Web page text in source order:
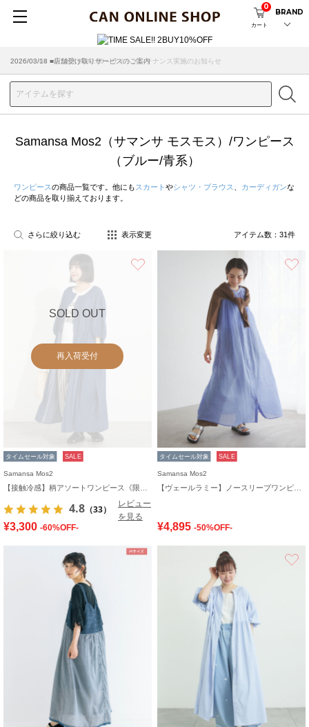
カート
0
BRAND
2026/08/04 ■8/13(木)AM2:00～サイトメンテナンス実施のお知らせ
Samansa Mos2（サマンサ モスモス）/ワンピース
（ブルー/青系）
ワンピースの商品一覧です。他にも スカート やシャツ・ブラウス カーディガンな
どの商品を取り揃えております。
さらに絞り込む 表示変更 アイテム数： 31件
SOLD OUT
再入荷受付
タイムセール対象 SALE
Samansa Mos2
4.8 （33）
レビュー
を見る
¥3,300 -60%OFF-
タイムセール対象 SALE
Samansa Mos2
¥4,895 -50%OFF-